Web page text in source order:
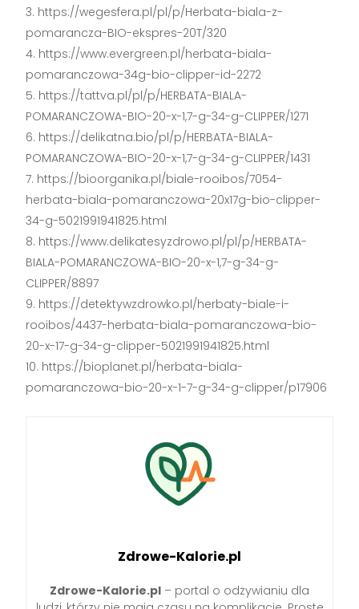
https://wegesfera.pl/pl/p/Herbata-biala-z-
pomarancza-BIO-ekspres-20T/320
https://www.evergreen.pl/herbata-biala-
pomaranczowa-34g-bio-clipper-id-2272
https://tattva.pl/pl/p/HERBATA-BIALA-
POMARANCZOWA-BIO-20-x-1,7-g-34-g-CLIPPER/1271
https://delikatna.bio/pl/p/HERBATA-BIALA-
POMARANCZOWA-BIO-20-x-1,7-g-34-g-CLIPPER/1431
https://bioorganika.pl/biale-rooibos/7054-
herbata-biala-pomaranczowa-20x17g-bio-clipper-
34-g-5021991941825.html
https://www.delikatesyzdrowo.pl/pl/p/HERBATA-
BIALA-POMARANCZOWA-BIO-20-x-1,7-g-34-g-
CLIPPER/8897
https://detektywzdrowko.pl/herbaty-biale-i-
rooibos/4437-herbata-biala-pomaranczowa-bio-
20-x-17-g-34-g-clipper-5021991941825.html
https://bioplanet.pl/herbata-biala-
pomaranczowa-bio-20-x-1-7-g-34-g-clipper/p17906
Zdrowe-Kalorie.pl
Zdrowe-Kalorie.pl – portal o odżywianiu dla